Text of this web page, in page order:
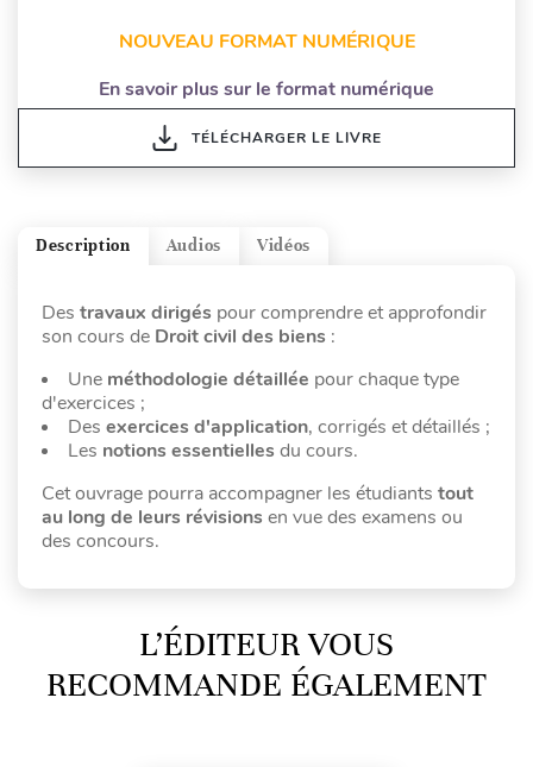
NOUVEAU FORMAT NUMÉRIQUE
En savoir plus sur le format numérique
TÉLÉCHARGER LE LIVRE
Vidéos
Audios
Description
Des travaux dirigés pour comprendre et approfondir
son cours de Droit civil des biens :
Une méthodologie détaillée pour chaque type
d'exercices ;
Des exercices d'application, corrigés et détaillés ;
Les notions essentielles du cours.
Cet ouvrage pourra accompagner les étudiants tout
au long de leurs révisions en vue des examens ou
des concours.
L’ÉDITEUR VOUS
RECOMMANDE ÉGALEMENT